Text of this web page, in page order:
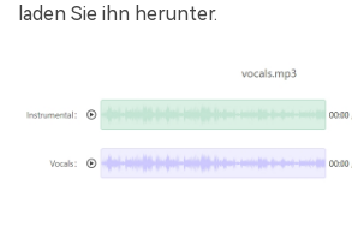
laden Sie ihn herunter.